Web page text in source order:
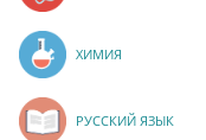
ХИМИЯ
РУССКИЙ ЯЗЫК